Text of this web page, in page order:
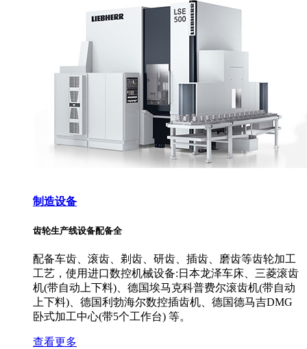
制造设备
齿轮生产线设备配备全
配备车齿、滚齿、剃齿、研齿、插齿、磨齿等齿轮加工
工艺，使用进口数控机械设备:日本龙泽车床、三菱滚齿
机(带自动上下料)、德国埃马克科普费尔滚齿机(带自动
上下料)、德国利勃海尔数控插齿机、德国德马吉DMG
卧式加工中心(带5个工作台) 等。
查看更多